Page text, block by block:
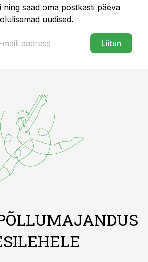
ning saad oma postkasti päeva
olulisemad uudised.
Liitun